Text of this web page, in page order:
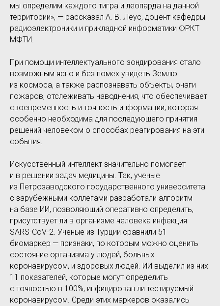
мы определим каждого тигра и леопарда на данной
территории», — рассказал А. В. Леус, доцент кафедры
радиоэлектроники и прикладной информатики ФРКТ
МФТИ.
При помощи интеллектуального зондирования стало
возможным ясно и без помех увидеть Землю
из космоса, а также распознавать объекты, очаги
пожаров, отслеживать наводнения, что обеспечивает
своевременность и точность информации, которая
особенно необходима для последующего принятия
решений человеком о способах реагирования на эти
события.
Искусственный интеллект значительно помогает
и в решении задач медицины. Так, ученые
из Петрозаводского государственного университета
с зарубежными коллегами разработали алгоритм
на базе ИИ, позволяющий оперативно определить,
присутствует ли в организме человека инфекция
SARS-CoV-2. Ученые из Турции сравнили 51
биомаркер — признаки, по которым можно оценить
состояние организма у людей, больных
коронавирусом, и здоровых людей. ИИ выделил из них
11 показателей, которые могут определить
с точностью в 100%, инфицирован ли тестируемый
коронавирусом. Среди этих маркеров оказались